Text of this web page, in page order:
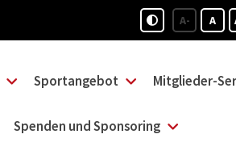
A- A
Sportangebot Mitglieder-
Spenden und Sponsoring